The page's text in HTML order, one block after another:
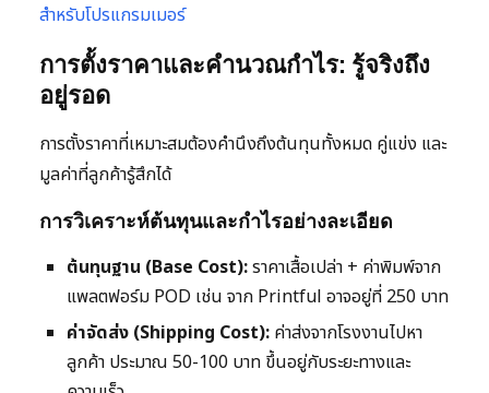
สำหรับโปรแกรมเมอร์
การตั้งราคาและคำนวณกำไร: รู้จริงถึง
อยู่รอด
การตั้งราคาที่เหมาะสมต้องคำนึงถึงต้นทุนทั้งหมด คู่แข่ง และ
มูลค่าที่ลูกค้ารู้สึกได้
การวิเคราะห์ต้นทุนและกำไรอย่างละเอียด
ต้นทุนฐาน (Base Cost):ราคาเสื้อเปล่า + ค่าพิมพ์จาก
แพลตฟอร์ม POD เช่น จาก Printful อาจอยู่ที่ 250 บาท
ค่าจัดส่ง (Shipping Cost): ค่าส่งจากโรงงานไปหา
ลูกค้า ประมาณ 50-100 บาท ขึ้นอยู่กับระยะทางและ